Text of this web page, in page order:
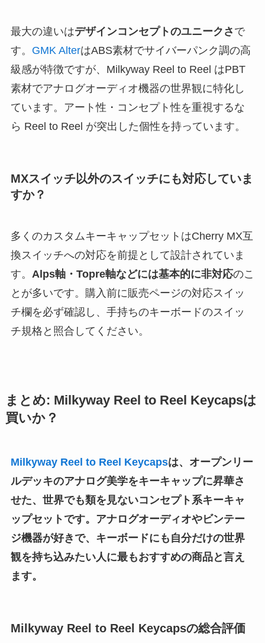
最大の違いはデザインコンセプトのユニークさ で
す。 GMK AlterはABS素材でサイバーパンク調の高
級感が特徴ですが、Milkyway Reel to Reel はPBT
素材でアナログオーディオ機器の世界観に特化し
ています。アート性・コンセプト性を重視するな
ら Reel to Reel が突出した個性を持っています。
MXスイッチ以外のスイッチにも対応していま
すか？
多くのカスタムキーキャップセットはCherry MX互
換スイッチへの対応を前提として設計されていま
す。 Alps軸・Topre軸などには基本的に非対応のこ
とが多いです。購入前に販売ページの対応スイッ
チ欄を必ず確認し、手持ちのキーボードのスイッ
チ規格と照合してください。
まとめ: Milkyway Reel to Reel Keycapsは
買いか？
Milkyway Reel to Reel Keycapsは、オープンリー
ルデッキのアナログ美学をキーキャップに昇華さ
せた、世界でも類を見ないコンセプト系キーキャ
ップセットです。アナログオーディオやビンテー
ジ機器が好きで、キーボードにも自分だけの世界
観を持ち込みたい人に最もおすすめの商品と言え
ます。
Milkyway Reel to Reel Keycapsの総合評価